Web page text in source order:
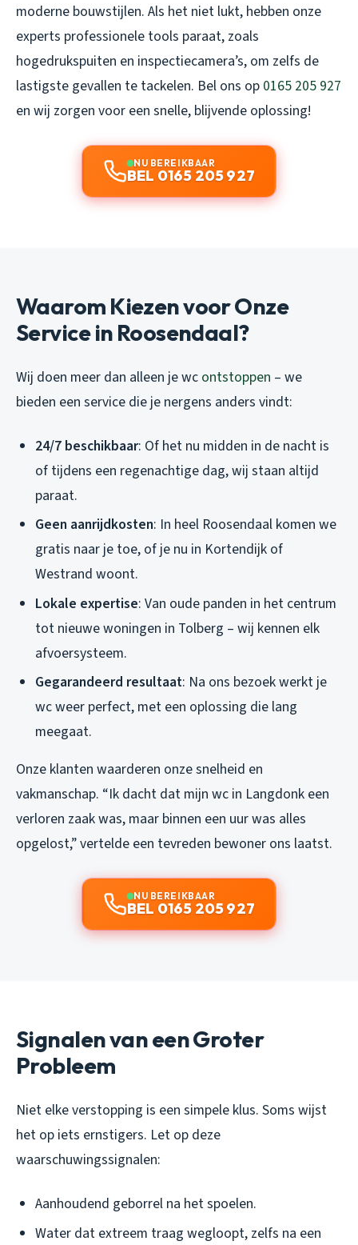
moderne bouwstijlen. Als het niet lukt, hebben onze
experts professionele tools paraat, zoals
hogedrukspuiten en inspectiecamera’s, om zelfs de
lastigste gevallen te tackelen. Bel ons op 0165 205 927
en wij zorgen voor een snelle, blijvende oplossing!
NU BEREIKBAAR
BEL 0165 205 927
Waarom Kiezen voor Onze
Service in Roosendaal?
Wij doen meer dan alleen je wc ontstoppen – we
bieden een service die je nergens anders vindt:
24/7 beschikbaar: Of het nu midden in de nacht is
of tijdens een regenachtige dag, wij staan altijd
paraat.
Geen aanrijdkosten: In heel Roosendaal komen we
gratis naar je toe, of je nu in Kortendijk of
Westrand woont.
Lokale expertise: Van oude panden in het centrum
tot nieuwe woningen in Tolberg – wij kennen elk
afvoersysteem.
Gegarandeerd resultaat: Na ons bezoek werkt je
wc weer perfect, met een oplossing die lang
meegaat.
Onze klanten waarderen onze snelheid en
vakmanschap. “Ik dacht dat mijn wc in Langdonk een
verloren zaak was, maar binnen een uur was alles
opgelost,” vertelde een tevreden bewoner ons laatst.
NU BEREIKBAAR
BEL 0165 205 927
Signalen van een Groter
Probleem
Niet elke verstopping is een simpele klus. Soms wijst
het op iets ernstigers. Let op deze
waarschuwingssignalen:
Aanhoudend geborrel na het spoelen.
Water dat extreem traag wegloopt, zelfs na een